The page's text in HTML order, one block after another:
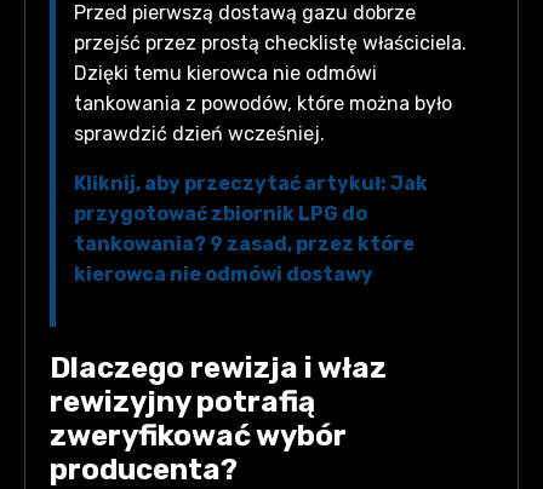
Przed pierwszą dostawą gazu dobrze
przejść przez prostą checklistę właściciela.
Dzięki temu kierowca nie odmówi
tankowania z powodów, które można było
sprawdzić dzień wcześniej.
Kliknij, aby przeczytać artykuł: Jak
przygotować zbiornik LPG do
tankowania? 9 zasad, przez które
kierowca nie odmówi dostawy
Dlaczego rewizja i właz
rewizyjny potrafią
zweryfikować wybór
producenta?